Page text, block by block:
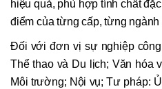
hiệu quả, phù hợp tính chất
điểm của từng cấp, từng
Đối với đơn vị sự nghiệp
Thể thao và Du lịch; Văn hóa
Môi trường; Nội vụ; Tư pháp: